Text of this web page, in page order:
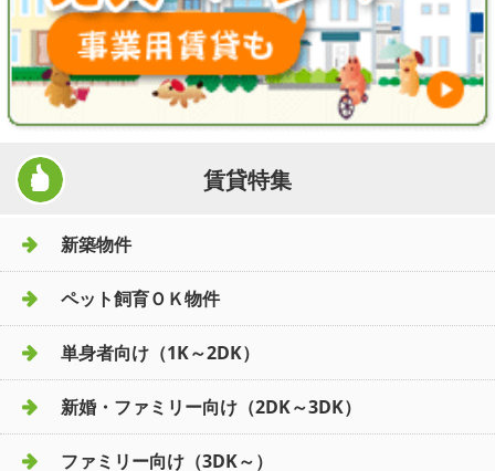
賃貸特集
新築物件
ペット飼育ＯＫ物件
単身者向け（1K～2DK）
新婚・ファミリー向け（2DK～3DK）
ファミリー向け（3DK～）